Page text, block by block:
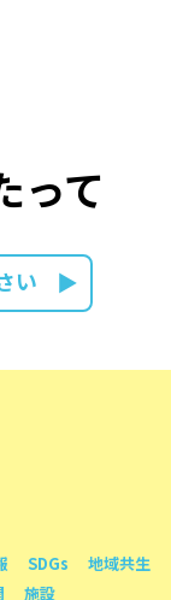
って
い
SDGs
地域共生
施設